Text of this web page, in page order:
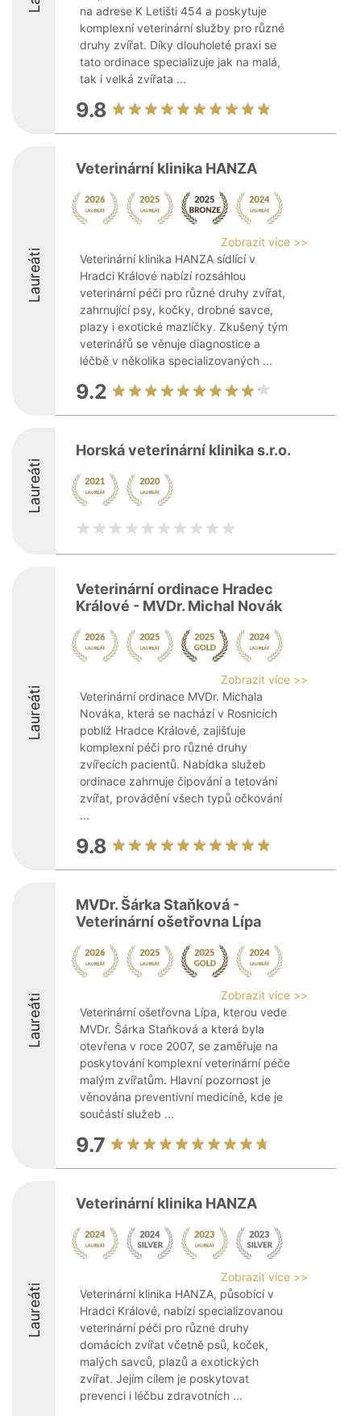
na adrese K Letišti 454 a poskytuje
komplexní veterinární služby pro různé
druhy zvířat. Díky dlouholeté praxi se
tato ordinace specializuje jak na malá,
tak i velká zvířata ...
9.8
Laureáti
Veterinární klinika HANZA
Zobrazit více >>
Veterinární klinika HANZA sídlící v
Hradci Králové nabízí rozsáhlou
veterinární péči pro různé druhy zvířat,
zahrnující psy, kočky, drobné savce,
plazy i exotické mazlíčky. Zkušený tým
veterinářů se věnuje diagnostice a
léčbě v několika specializovaných ...
9.2
Laureáti
Horská veterinární klinika s.r.o.
Laureáti
Veterinární ordinace Hradec
Králové - MVDr. Michal Novák
Zobrazit více >>
Veterinární ordinace MVDr. Michala
Nováka, která se nachází v Rosnicích
poblíž Hradce Králové, zajišťuje
komplexní péči pro různé druhy
zvířecích pacientů. Nabídka služeb
ordinace zahrnuje čipování a tetování
zvířat, provádění všech typů očkování
...
9.8
Laureáti
MVDr. Šárka Staňková -
Veterinární ošetřovna Lípa
Zobrazit více >>
Veterinární ošetřovna Lípa, kterou vede
MVDr. Šárka Staňková a která byla
otevřena v roce 2007, se zaměřuje na
poskytování komplexní veterinární péče
malým zvířatům. Hlavní pozornost je
věnována preventivní medicíně, kde je
součástí služeb ...
9.7
Laureáti
Veterinární klinika HANZA
Zobrazit více >>
Veterinární klinika HANZA, působící v
Hradci Králové, nabízí specializovanou
veterinární péči pro různé druhy
domácích zvířat včetně psů, koček,
malých savců, plazů a exotických
zvířat. Jejím cílem je poskytovat
prevenci i léčbu zdravotních ...